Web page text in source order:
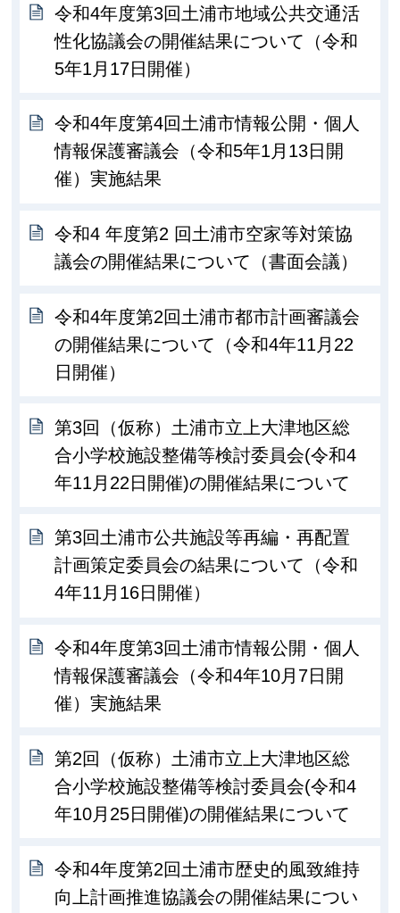
令和4年度第3回土浦市地域公共交通活
性化協議会の開催結果について（令和
5年1月17日開催）
令和4年度第4回土浦市情報公開・個人
情報保護審議会（令和5年1月13日開
催）実施結果
令和4 年度第2 回土浦市空家等対策協
議会の開催結果について（書面会議）
令和4年度第2回土浦市都市計画審議会
の開催結果について（令和4年11月22
日開催）
第3回（仮称）土浦市立上大津地区総
合小学校施設整備等検討委員会(令和4
年11月22日開催)の開催結果について
第3回土浦市公共施設等再編・再配置
計画策定委員会の結果について（令和
4年11月16日開催）
令和4年度第3回土浦市情報公開・個人
情報保護審議会（令和4年10月7日開
催）実施結果
第2回（仮称）土浦市立上大津地区総
合小学校施設整備等検討委員会(令和4
年10月25日開催)の開催結果について
令和4年度第2回土浦市歴史的風致維持
向上計画推進協議会の開催結果につい